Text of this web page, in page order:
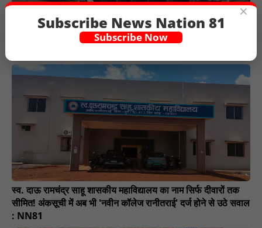
मगरघटा–परसदा पुल निर्माण की मांग फिर तेज, मुख्यमंत्री के आगमन पर
स्व. दाऊ रामचंद्र साहू शासकीय महाविद्यालय का नाम सिर्फ दीवारों तक
सीमित! अंकसूची में अब भी 'नवीन कॉलेज रानीतराई' दर्ज होने से उठे सवाल
: NN81
×
Subscribe News Nation 81
Subscribe Now